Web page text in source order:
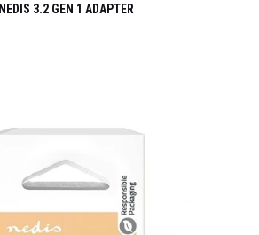
NEDIS 3.2 GEN 1 ADAPTER